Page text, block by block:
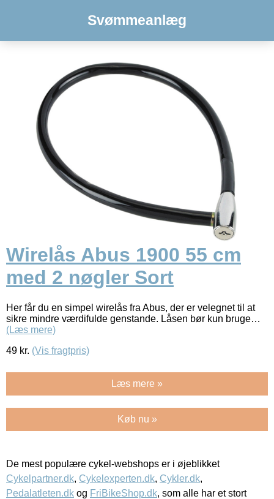
Svømmeanlæg
Wirelås Abus 1900 55 cm
med 2 nøgler Sort
Her får du en simpel wirelås fra Abus, der er velegnet til at
sikre mindre værdifulde genstande. Låsen bør kun bruge…
(Læs mere)
49 kr. (Vis fragtpris)
Læs mere »
Køb nu »
De mest populære cykel-webshops er i øjeblikket
Cykelpartner.dk, Cykelexperten.dk, Cykler.dk,
Pedalatleten.dk og FriBikeShop.dk, som alle har et stort